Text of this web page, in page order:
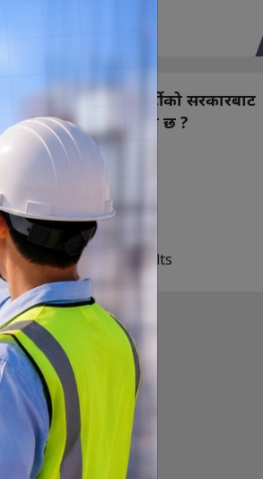
तपाइको मत
नयाँ बन्ने राष्ट्रिय स्वतन्त्र पार्टीको सरकारबाट
कस्तो अपेक्षा राख्नुभएको छ ?
निक्कै आशावादी छौ
ज सुकै होस्
View Results